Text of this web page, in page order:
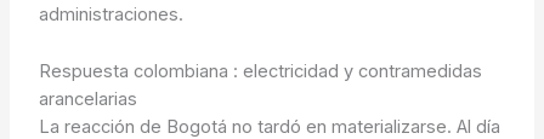
administraciones.
Respuesta colombiana : electricidad y contramedidas
arancelarias
La reacción de Bogotá no tardó en materializarse. Al día